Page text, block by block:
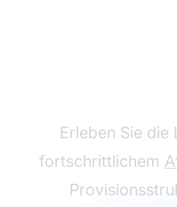
Erleben Sie
fortschrittlichem